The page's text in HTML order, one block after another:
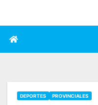
DEPORTES PROVINCIALES